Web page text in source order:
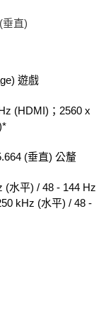
垂直)
遊戲
(HDMI)；2560 x
(垂直) 公釐
(水平) / 48 - 144 Hz
kHz (水平) / 48 -